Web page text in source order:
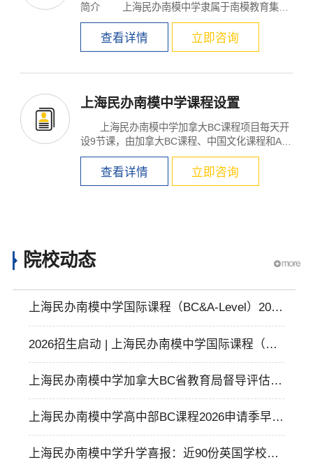
简介 上海民办南模中学隶属于南模教育集
团。...
查看详情 立即咨询
上海民办南模中学课程设置
上海民办南模中学加拿大BC课程项目每天开
设9节课，由加拿大BC课程、中国文化课程和AP
课程组成。加拿...
查看详情 立即咨询
院校动态
上海民办南模中学国际课程（BC&A-Level）2026
招生来袭！开放日带您深度了解教学育人理念与
办学成果！
2026招生启动 | 上海民办南模中学国际课程（BC
&A-Level）欢迎你！
上海民办南模中学加拿大BC省教育局督导评估圆
满成功，彰显教学质量、校园文化与管理运营卓
越优势！
上海民办南模中学高中部BC课程2026申请季早申
捷报：麦吉尔等多所加拿大高校抛橄榄枝，彰显
上海民办南模中学升学喜报：近90份英国学校off